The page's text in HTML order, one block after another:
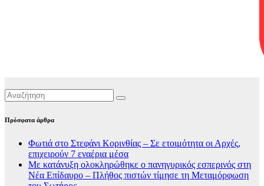
Πρόσφατα άρθρα
Φωτιά στο Στεφάνι Κορινθίας – Σε ετοιμότητα οι Αρχές,
επιχειρούν 7 εναέρια μέσα
Με κατάνυξη ολοκληρώθηκε ο πανηγυρικός εσπερινός στη
Νέα Επίδαυρο – Πλήθος πιστών τίμησε τη Μεταμόρφωση